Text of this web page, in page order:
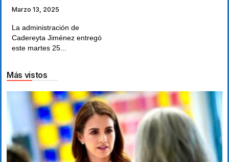
Marzo 13, 2025
La administración de
Cadereyta Jiménez entregó
este martes 25...
Más vistos